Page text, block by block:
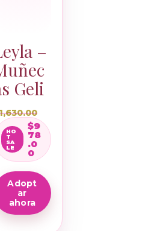
–
Geli
$9
78
.0
0
Adopt
ar
ahora